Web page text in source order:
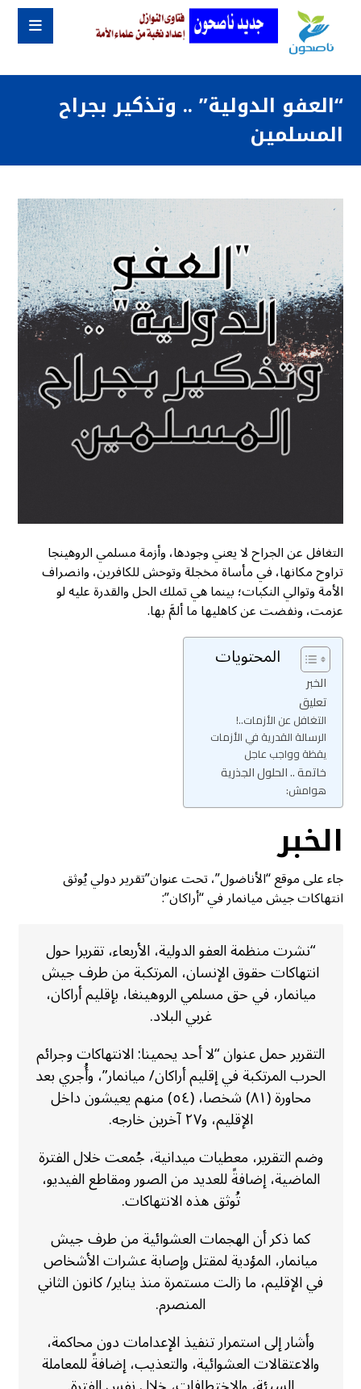
“العفو الدولية” .. وتذكير بجراح
المسلمين
التغافل عن الجراح لا يعني وجودها، وأزمة مسلمي الروهينجا
تراوح مكانها، في مأساة مخجلة وتوحش للكافرين، وانصراف
الأمة وتوالي النكبات؛ بينما هي تملك الحل والقدرة عليه لو
عزمت، ونفضت عن كاهليها ما ألمَّ بها.
المحتويات
الخبر
تعليق
التغافل عن الأزمات..!
الرسالة القدرية في الأزمات
يقظة وواجب عاجل
خاتمة .. الحلول الجذرية
هوامش:
الخبر
جاء على موقع “الأناضول”، تحت عنوان”تقرير دولي يُوثق
انتهاكات جيش ميانمار في “أراكان”:
“نشرت منظمة العفو الدولية، الأربعاء، تقريرا حول
انتهاكات حقوق الإنسان، المرتكبة من طرف جيش
ميانمار، في حق مسلمي الروهينغا، بإقليم أراكان،
غربي البلاد.
التقرير حمل عنوان “لا أحد يحمينا: الانتهاكات وجرائم
الحرب المرتكبة في إقليم أراكان/ ميانمار”، وأُجري بعد
محاورة (٨١) شخصا، (٥٤) منهم يعيشون داخل
الإقليم، و٢٧ آخرين خارجه.
وضم التقرير، معطيات ميدانية، جُمعت خلال الفترة
الماضية، إضافةً للعديد من الصور ومقاطع الفيديو،
تُوثق هذه الانتهاكات.
كما ذكر أن الهجمات العشوائية من طرف جيش
ميانمار، المؤدية لمقتل وإصابة عشرات الأشخاص
في الإقليم، ما زالت مستمرة منذ يناير/ كانون الثاني
المنصرم.
وأشار إلى استمرار تنفيذ الإعدامات دون محاكمة،
والاعتقالات العشوائية، والتعذيب، إضافةً للمعاملة